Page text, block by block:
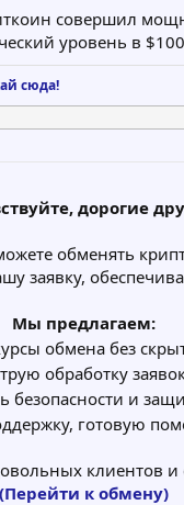
совершил
уровень в
сюда!
дорогие
обменять
заявку,
Мы предлагаем:
обмена без
обработку
безопасности и
готовую
клиентов
(Перейти к обмену)